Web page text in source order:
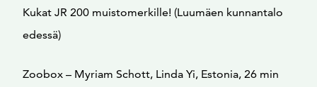
Kukat JR 200 muistomerkille! (Luumäen kunnantalo
edessä)
Zoobox – Myriam Schott, Linda Yi, Estonia, 26 min